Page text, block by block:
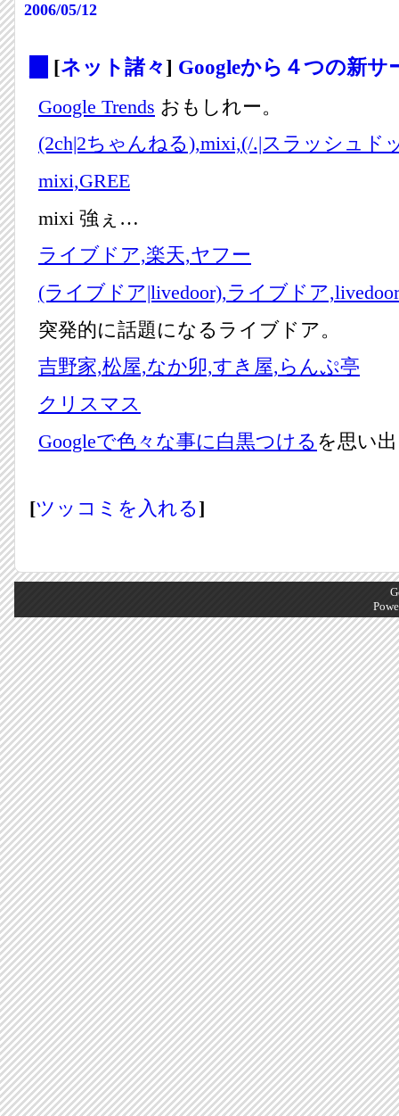
2006/05/12
[ネット諸々] Googleから４つの新サ
Google Trends おもしれー。
(2ch|2ちゃんねる),mixi,(/.|スラッシュド
mixi,GREE
mixi 強ぇ…
ライブドア,楽天,ヤフー
(ライブドア|livedoor),ライブドア,livedoor
突発的に話題になるライブドア。
吉野家,松屋,なか卯,すき屋,らんぷ亭
クリスマス
Googleで色々な事に白黒つける を思い
[ツッコミを入れる]